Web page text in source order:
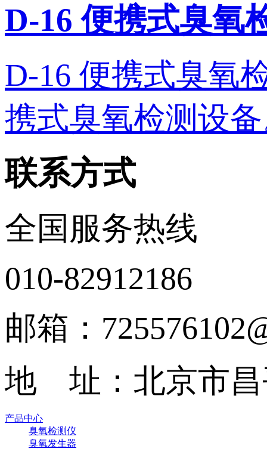
D-16 便携式臭氧
D-16 便携式臭氧
携式臭氧检测设
联系方式
全国服务热线
010-82912186
邮箱：
地 址：北京市昌
产品中心
臭氧检测仪
臭氧发生器